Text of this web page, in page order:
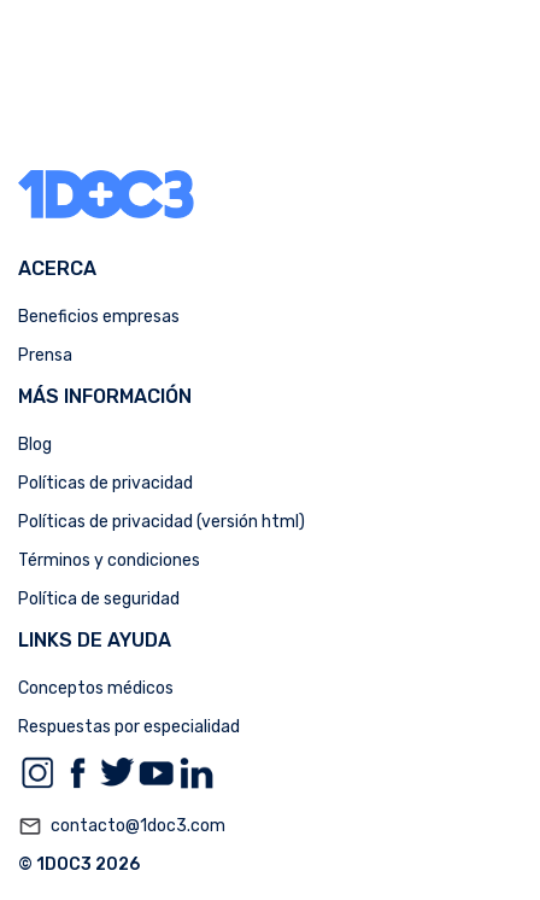
ACERCA
Beneficios empresas
Prensa
MÁS INFORMACIÓN
Blog
Políticas de privacidad
Políticas de privacidad (versión html)
Términos y condiciones
Política de seguridad
LINKS DE AYUDA
Conceptos médicos
Respuestas por especialidad
mail_outline contacto@1doc3.com
© 1DOC3 2026